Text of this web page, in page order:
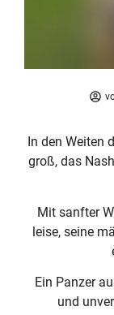
In den Weiten
groß, das
Mit sanfter
leise, seine
Ein Panzer
und